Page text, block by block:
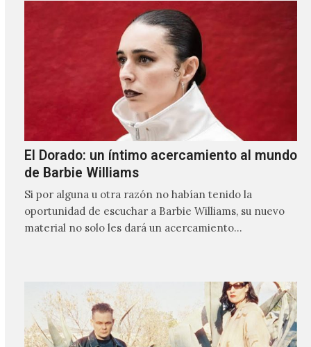
El Dorado: un íntimo acercamiento al mundo
de Barbie Williams
Si por alguna u otra razón no habían tenido la
oportunidad de escuchar a Barbie Williams, su nuevo
material no solo les dará un acercamiento…